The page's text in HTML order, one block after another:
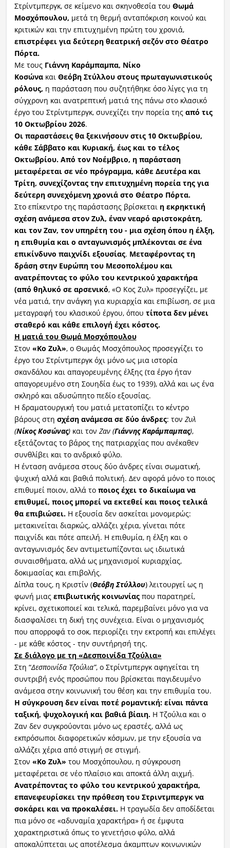
Στρίντμπεργκ, σε κείμενο και σκηνοθεσία του Θωμά
Μοσχόπουλου, μετά τη θερμή ανταπόκριση κοινού και
κριτικών και την επιτυχημένη πρώτη του χρονιά,
επιστρέφει για δεύτερη θεατρική σεζόν στο Θέατρο
Πόρτα.
Με τουςΓιάννη Καράμπαμπα, Νίκο
Κοσώνα και Θεόβη Στύλλουστους πρωταγωνιστικούς
ρόλους, η παράσταση που συζητήθηκε όσο λίγες για τη
σύγχρονη και ανατρεπτική ματιά της πάνω στο κλασικό
έργο του Στρίντμπεργκ, συνεχίζει την πορεία της από τις
10 Οκτωβρίου 2026.
Οι παραστάσεις θαξεκινήσουν στις 10 Οκτωβρίου,
κάθε Σάββατο και Κυριακή, έως και το τέλος
Οκτωβρίου. Από τον Νοέμβριο, η παράσταση
μεταφέρεται σε νέο πρόγραμμα, κάθε Δευτέρα και
Τρίτη, συνεχίζοντας την επιτυχημένη πορεία της για
δεύτερη συνεχόμενη χρονιά στο Θέατρο Πόρτα.
Στο επίκεντρο της παράστασης βρίσκεται η εκρηκτική
σχέση ανάμεσα στον Ζυλ, έναν νεαρό αριστοκράτη,
και τον Ζαν, τον υπηρέτη του - μια σχέση όπου η έλξη,
η επιθυμία και ο ανταγωνισμός μπλέκονται σε ένα
επικίνδυνο παιχνίδι εξουσίας. Μεταφέροντας τη
δράση στην Ευρώπη του Μεσοπολέμου και
ανατρέποντας το φύλο του κεντρικού χαρακτήρα
(από θηλυκό σε αρσενικό, «Ο Κος Ζυλ» προσεγγίζει, με
νέα ματιά, την ανάγκη για κυριαρχία και επιβίωση, σε μια
μεταγραφή του κλασικού έργου, όπου τίποτα δεν μένει
σταθερό και κάθε επιλογή έχει κόστος.
Η ματιά του Θωμά Μοσχόπουλου
Στον «Κο Ζυλ», ο Θωμάς Μοσχόπουλος προσεγγίζει το
έργο του Στρίντμπεργκ όχι μόνο ως μια ιστορία
σκανδάλου και απαγορευμένης έλξης (τα έργο ήταν
απαγορευμένο στη Σουηδία έως το 1939), αλλά και ως ένα
σκληρό και αδυσώπητο πεδίο εξουσίας.
Η δραματουργική του ματιά μετατοπίζει το κέντρο
βάρους στη σχέση ανάμεσα σε δύο άνδρες: τον Ζυλ
(ΝίκοςΚοσώνας)και τον Ζαν (ΓιάννηςΚαράμπαμπας),
εξετάζοντας το βάρος της πατριαρχίας που ανέκαθεν
συνθλίβει και το ανδρικό φύλο.
Η ένταση ανάμεσα στους δύο άνδρες είναι σωματική,
ψυχική αλλά και βαθιά πολιτική. Δεν αφορά μόνο το ποιος
επιθυμεί ποιον, αλλά το ποιος έχει το δικαίωμα να
επιθυμεί, ποιος μπορεί να εκτεθεί και ποιος τελικά
θα επιβιώσει.Η εξουσία δεν ασκείται μονομερώς:
μετακινείται διαρκώς, αλλάζει χέρια, γίνεται πότε
παιχνίδι και πότε απειλή. Η επιθυμία, η έλξη και ο
ανταγωνισμός δεν αντιμετωπίζονται ως ιδιωτικά
συναισθήματα, αλλά ως μηχανισμοί κυριαρχίας,
δοκιμασίας και επιβολής.
Δίπλα τους, η Κριστίν (Θεόβη Στύλλου) λειτουργεί ως η
φωνή μιας επιβιωτικήςκοινωνίαςπου παρατηρεί,
κρίνει, σχετικοποιεί και τελικά, παρεμβαίνει μόνο για να
διασφαλίσει τη δική της συνέχεια. Είναι ο μηχανισμός
που απορροφά το σοκ, περιορίζει την εκτροπή και επιλέγει
- με κάθε κόστος - την συντήρησή της.
Σε διάλογο με τη «Δεσποινίδα Τζούλια»
Στη “Δεσποινίδα Τζούλια”, ο Στρίντμπεργκ αφηγείται τη
συντριβή ενός προσώπου που βρίσκεται παγιδευμένο
ανάμεσα στην κοινωνική του θέση και την επιθυμία του.
Η σύγκρουση δεν είναι ποτέ ρομαντική: είναι πάντα
ταξική, ψυχολογική και βαθιά βίαιη.Η Τζούλια και ο
Ζαν δεν συγκρούονται μόνο ως εραστές, αλλά ως
εκπρόσωποι διαφορετικών κόσμων, με την εξουσία να
αλλάζει χέρια από στιγμή σε στιγμή.
Στον «Κο Ζυλ» του Μοσχόπουλου, η σύγκρουση
μεταφέρεται σε νέο πλαίσιο και αποκτά άλλη αιχμή.
Ανατρέποντας το φύλο του κεντρικού χαρακτήρα,
επανεφευρίσκειτην πρόθεση του Στριντμπεργκνα
σοκάρει και να προκαλέσει.Η τραγωδία δεν αποδίδεται
πια μόνο σε «αδυναμία χαρακτήρα» ή σε έμφυτα
χαρακτηριστικά όπως το γενετήσιο φύλο, αλλά
αποκαλύπτεται ως αποτέλεσμα άκαμπτων κοινωνικών